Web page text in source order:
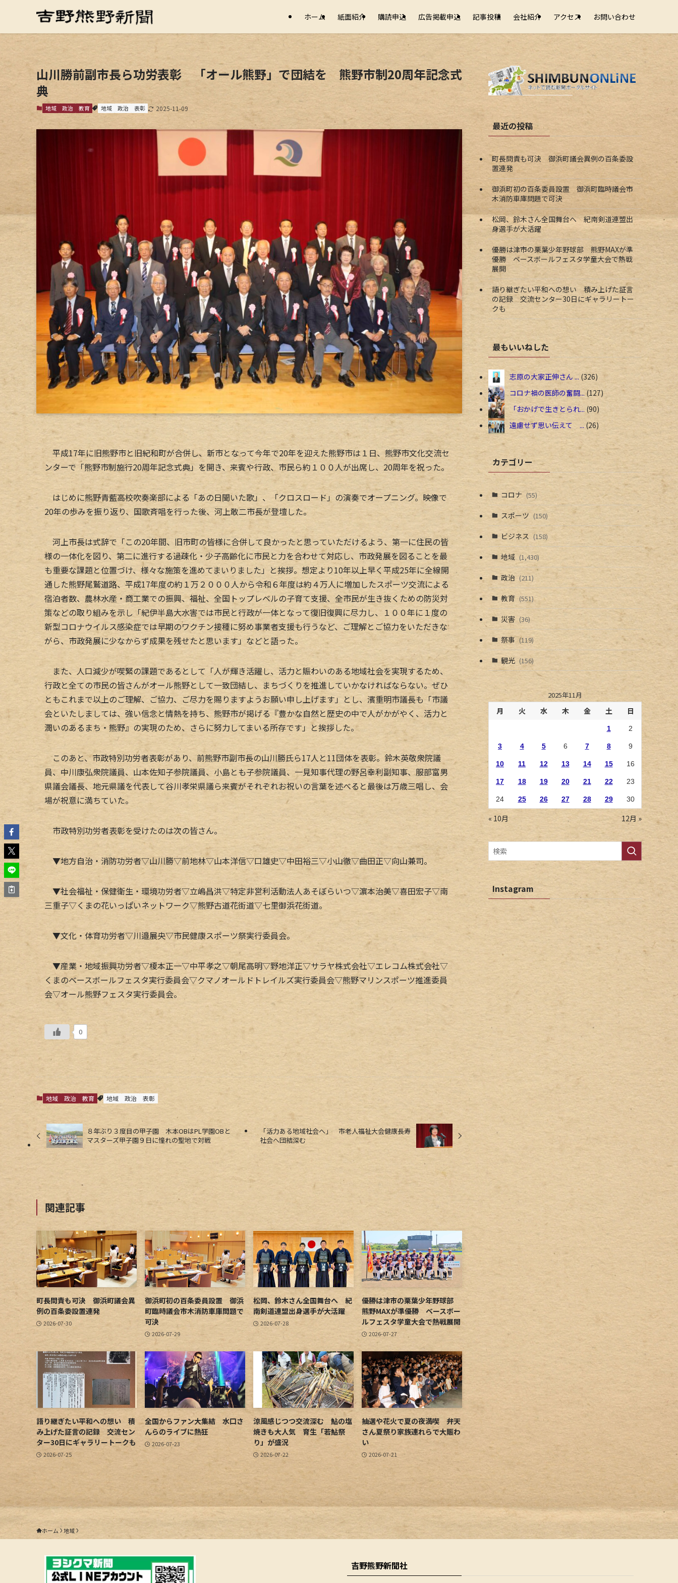
ホーム 紙面紹介 購読申込 広告掲載申込 記事投稿 会社紹介 アクセス お問い合わせ
山川勝前副市長ら功労表彰 「オール熊野」で団結を 熊野市制20周年記念式
典
地域 政治 教育 地域 政治 表彰 2025-11-09
平成17年に旧熊野市と旧紀和町が合併し、新市となって今年で20年を迎えた熊野市は１日、熊野市文化交流セ
ンターで「熊野市制施行20周年記念式典」を開き、来賓や行政、市民ら約１００人が出席し、20周年を祝った。
はじめに熊野青藍高校吹奏楽部による「あの日聞いた歌」、「クロスロード」の演奏でオープニング。映像で
20年の歩みを振り返り、国歌斉唱を行った後、河上敢二市長が登壇した。
河上市長は式辞で「この20年間、旧市町の皆様に合併して良かったと思っていただけるよう、第一に住民の皆
様の一体化を図り、第二に進行する過疎化・少子高齢化に市民と力を合わせて対応し、市政発展を図ることを最
も重要な課題と位置づけ、様々な施策を進めてまいりました」と挨拶。想定より10年以上早く平成25年に全線開
通した熊野尾鷲道路、平成17年度の約１万２０００人から令和６年度は約４万人に増加したスポーツ交流による
宿泊者数、農林水産・商工業での振興、福祉、全国トップレベルの子育て支援、全市民が生き抜くための防災対
策などの取り組みを示し「紀伊半島大水害では市民と行政が一体となって復旧復興に尽力し、１００年に１度の
新型コロナウイルス感染症では早期のワクチン接種に努め事業者支援も行うなど、ご理解とご協力をいただきな
がら、市政発展に少なからず成果を残せたと思います」などと語った。
また、人口減少が喫緊の課題であるとして「人が輝き活躍し、活力と賑わいのある地域社会を実現するため、
行政と全ての市民の皆さんがオール熊野として一致団結し、まちづくりを推進していかなければならない。ぜひ
ともこれまで以上のご理解、ご協力、ご尽力を賜りますようお願い申し上げます」とし、濱重明市議長も「市議
会といたしましては、強い信念と情熱を持ち、熊野市が掲げる『豊かな自然と歴史の中で人がかがやく、活力と
潤いのあるまち・熊野』の実現のため、さらに努力してまいる所存です」と挨拶した。
このあと、市政特別功労者表彰があり、前熊野市副市長の山川勝氏ら17人と11団体を表彰。鈴木英敬衆院議
員、中川康弘衆院議員、山本佐知子参院議員、小島とも子参院議員、一見知事代理の野呂幸利副知事、服部富男
県議会議長、地元県議を代表して谷川孝栄県議ら来賓がそれぞれお祝いの言葉を述べると最後は万歳三唱し、会
場が祝意に満ちていた。
市政特別功労者表彰を受けたのは次の皆さん。
▼地方自治・消防功労者▽山川勝▽前地林▽山本洋信▽口雄史▽中田裕三▽小山徹▽曲田正▽向山兼司。
▼社会福祉・保健衛生・環境功労者▽立嶋昌洪▽特定非営利活動法人あそぼらいつ▽濵本治美▽喜田宏子▽南
三重子▽くまの花いっぱいネットワーク▽熊野古道花街道▽七里御浜花街道。
▼文化・体育功労者▽川邉展央▽市民健康スポーツ祭実行委員会。
▼産業・地域振興功労者▽榎本正一▽中平孝之▽朝尾高明▽野地洋正▽サラヤ株式会社▽エレコム株式会社▽
くまのベースボールフェスタ実行委員会▽クマノオールドトレイルズ実行委員会▽熊野マリンスポーツ推進委員
会▽オール熊野フェスタ実行委員会。
0
地域 政治 教育 地域 政治 表彰
８年ぶり３度目の甲子園 木本OBはPL学園OBと
マスターズ甲子園９日に憧れの聖地で対戦
「活力ある地域社会へ」 市老人福祉大会健康長寿
社会へ団結深む
関連記事
町長問責も可決 御浜町議会異
例の百条委設置連発
2026-07-30
御浜町初の百条委員設置 御浜
町臨時議会市木消防車庫問題で
可決
2026-07-29
松岡、鈴木さん全国舞台へ 紀
南剣道連盟出身選手が大活躍
2026-07-28
優勝は津市の栗葉少年野球部
熊野MAXが準優勝 ベースボー
ルフェスタ学童大会で熱戦展開
2026-07-27
語り継ぎたい平和への想い 積
み上げた証言の記録 交流セン
ター30日にギャラリートークも
2026-07-25
全国からファン大集結 水口さ
んらのライブに熱狂
2026-07-23
涼風感じつつ交流深む 鮎の塩
焼きも大人気 育生「若鮎祭
り」が盛況
2026-07-22
抽選や花火で夏の夜満喫 弁天
さん夏祭り家族連れらで大賑わ
い
2026-07-21
最近の投稿
町長問責も可決 御浜町議会異例の百条委設
置連発
御浜町初の百条委員設置 御浜町臨時議会市
木消防車庫問題で可決
松岡、鈴木さん全国舞台へ 紀南剣道連盟出
身選手が大活躍
優勝は津市の栗葉少年野球部 熊野MAXが準
優勝 ベースボールフェスタ学童大会で熱戦
展開
語り継ぎたい平和への想い 積み上げた証言
の記録 交流センター30日にギャラリートー
クも
最もいいねした
志原の大家正伸さん ... 326
コロナ禍の医師の奮闘... 127
「おかげで生きとられ... 90
遠慮せず思い伝えて ... 26
カテゴリー
コロナ (55)
スポーツ (150)
ビジネス (158)
地域 (1,430)
政治 (211)
教育 (551)
災害 (36)
祭事 (119)
観光 (156)
2025年11月
月 火 水 木 金 土 日
1 2
3 4 5 6 7 8 9
10 11 12 13 14 15 16
17 18 19 20 21 22 23
24 25 26 27 28 29 30
« 10月 12月 »
Instagram
ホーム 地域
吉野熊野新聞社